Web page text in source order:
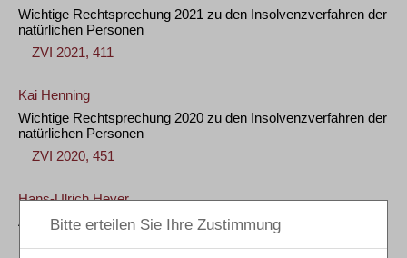
Wichtige Rechtsprechung 2021 zu den Insolvenzverfahren der
natürlichen Personen
ZVI 2021, 411
Kai Henning
Wichtige Rechtsprechung 2020 zu den Insolvenzverfahren der
natürlichen Personen
ZVI 2020, 451
Hans-Ulrich Heyer
Anonymisierte Schuldenbereinigungspläne?